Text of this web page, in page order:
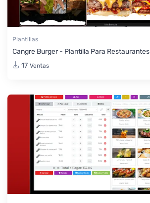
Plantillas
Cangre Burger - Plantilla Para Restaurantes
17 Ventas